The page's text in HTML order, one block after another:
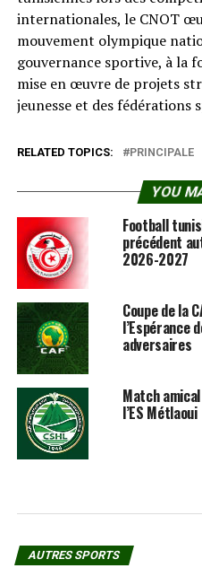
internationales, le CNOT
mouvement olympique
gouvernance sportive, à la
mise en œuvre de projets
jeunesse et des fédérations
RELATED TOPICS: PRINCIPALE
YOU
Football
précédent
2026-2027
Coupe de la
l’Espérance
adversaires
Match
l’ES Métlaoui
AUTRES SPORTS